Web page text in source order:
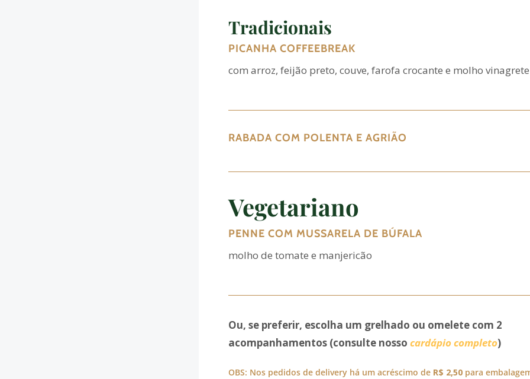
Tradicionais
PICANHA COFFEEBREAK
com arroz, feijão preto, couve, farofa crocante e molho vinagrete
RABADA COM POLENTA E AGRIÃO
Vegetariano
PENNE COM MUSSARELA DE BÚFALA
molho de tomate e manjericão
Ou, se preferir, escolha um grelhado ou omelete com 2
acompanhamentos (consulte nosso cardápio completo)
OBS: Nos pedidos de delivery há um acréscimo de R$ 2,50 para